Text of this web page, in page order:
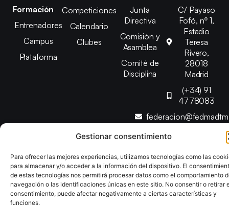
Gestionar consentimiento
Para ofrecer las mejores experiencias, utilizamos tecnologías como las
para almacenar y/o acceder a la información del dispositivo. El
de estas tecnologías nos permitirá procesar datos como el comportamiento
navegación o las identificaciones únicas en este sitio. No consentir o retirar
consentimiento, puede afectar negativamente a ciertas características y
funciones.
Formación
Entrenadores
Campus
Plataforma
Competiciones
Calendario
Clubes
Junta
Directiva
Comisión y
Asamblea
Comité de
Disciplina
C/ Payaso
Fofó, nº 1,
Estadio
Teresa
Rivero,
28018
Madrid
(+34) 91
4778083
Desarrollado porTOOOLS
Aviso LegalPolítica de CookiesPolítica de Privacidad
Declaración de Accesibilidad